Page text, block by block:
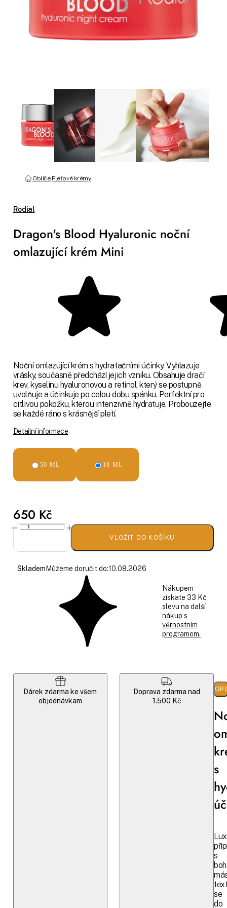
ObličejPleťové krémy
Rodial
Dragon's Blood Hyaluronic noční
omlazující krém Mini
Noční omlazující krém s hydratačními účinky. Vyhlazuje
vrásky, současně předchází jejich vzniku. Obsahuje dračí
krev, kyselinu hyaluronovou a retinol, který se postupně
uvolňuje a účinkuje po celou dobu spánku. Perfektní pro
citlivou pokožku, kterou intenzivně hydratuje. Probouzejte
se každé ráno s krásnější pletí.
Detailní informace
50 ML 10 ML
650 Kč
VLOŽIT DO KOŠÍKU
Skladem Můžeme doručit do:10.08.2026
Nákupem
získate 33 Kč
slevu na další
nákup s
věrnostním
programem.
Dárek zdarma ke všem
objednávkam
Doprava zdarma nad
1.500 Kč
s
s
se
do